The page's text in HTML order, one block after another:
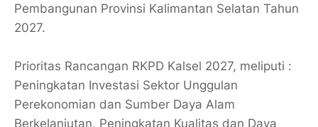
Pembangunan Provinsi Kalimantan Selatan Tahun
2027.
Prioritas Rancangan RKPD Kalsel 2027, meliputi :
Peningkatan Investasi Sektor Unggulan
Perekonomian dan Sumber Daya Alam
Berkelanjutan, Peningkatan Kualitas dan Daya